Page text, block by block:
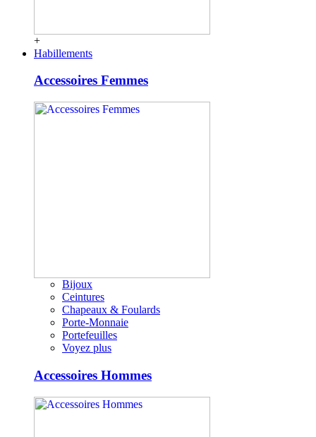
+
Habillements
Accessoires Femmes
Bijoux
Ceintures
Chapeaux & Foulards
Porte-Monnaie
Portefeuilles
Voyez plus
Accessoires Hommes